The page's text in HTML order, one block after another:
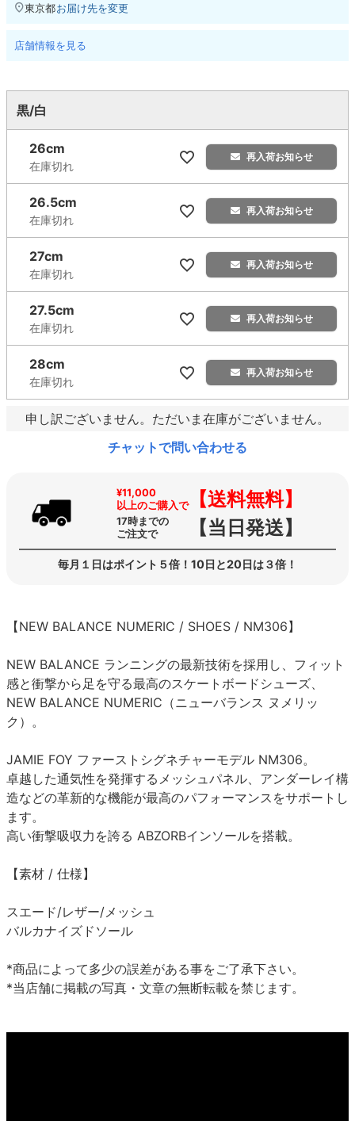
東京都お届け先を変更
店舗情報を見る
黒/白
26cm
在庫切れ
再入荷お知らせ
26.5cm
在庫切れ
再入荷お知らせ
27cm
在庫切れ
再入荷お知らせ
27.5cm
在庫切れ
再入荷お知らせ
28cm
在庫切れ
再入荷お知らせ
申し訳ございません。ただいま在庫がございません。
チャットで問い合わせる
¥11,000
以上のご購入で【送料無料】
17時までの
ご注文で
【当日発送】
毎月１日はポイント５倍！10日と20日は３倍！
【NEW BALANCE NUMERIC / SHOES / NM306】
NEW BALANCE ランニングの最新技術を採用し、フィット
感と衝撃から足を守る最高のスケートボードシューズ、
NEW BALANCE NUMERIC（ニューバランス ヌメリッ
ク）。
JAMIE FOY ファーストシグネチャーモデル NM306。
卓越した通気性を発揮するメッシュパネル、アンダーレイ構
造などの革新的な機能が最高のパフォーマンスをサポートし
ます。
高い衝撃吸収力を誇る ABZORBインソールを搭載。
【素材 / 仕様】
スエード/レザー/メッシュ
バルカナイズドソール
*商品によって多少の誤差がある事をご了承下さい。
*当店舗に掲載の写真・文章の無断転載を禁じます。